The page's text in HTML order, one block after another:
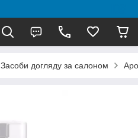
Засоби догляду за салоном